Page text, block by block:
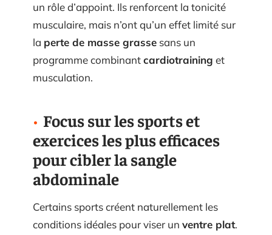
un rôle d’appoint. Ils renforcent la tonicité
musculaire, mais n’ont qu’un effet limité sur
la perte de masse grasse sans un
programme combinantcardiotraining et
musculation.
Focus sur les sports et
exercices les plus efficaces
pour cibler la sangle
abdominale
Certains sports créent naturellement les
conditions idéales pour viser un ventre plat.